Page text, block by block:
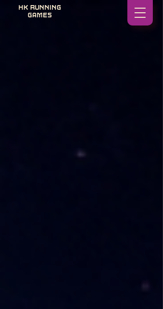
HK RUNNING
GAMES